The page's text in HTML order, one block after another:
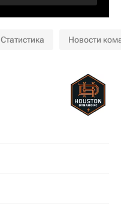
Статистика Новости